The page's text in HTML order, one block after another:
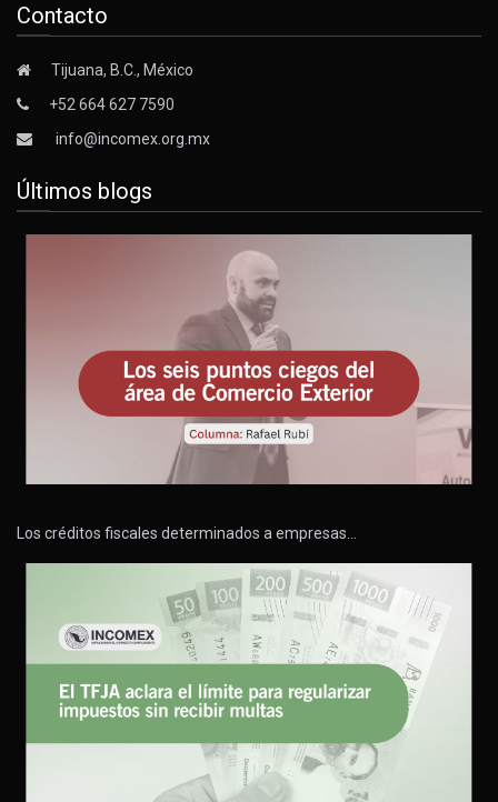
Contacto
Tijuana, B.C., México
+52 664 627 7590
info@incomex.org.mx
Últimos blogs
Los créditos fiscales determinados a empresas…